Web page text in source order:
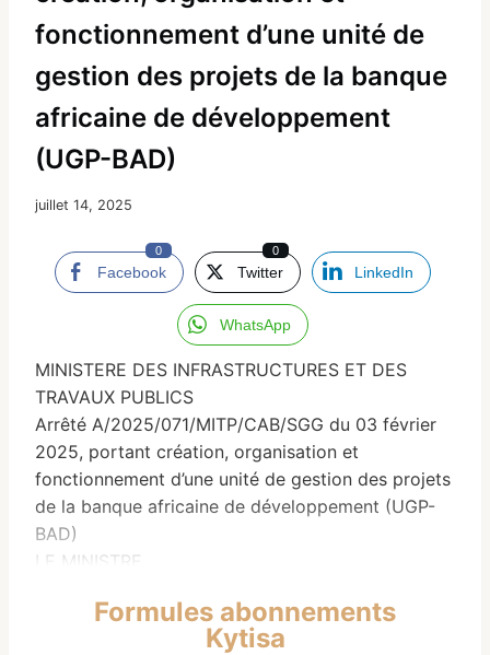
fonctionnement d’une unité de
gestion des projets de la banque
africaine de développement
(UGP-BAD)
juillet 14, 2025
Facebook
0
Twitter
0
LinkedIn
WhatsApp
MINISTERE DES INFRASTRUCTURES ET DES
TRAVAUX PUBLICS
Arrêté A/2025/071/MITP/CAB/SGG du 03 février
2025, portant création, organisation et
fonctionnement d’une unité de gestion des projets
de la banque africaine de développement (UGP-
BAD)
LE MINISTRE,
Vu la Loi L/201 8/025/AN du 03 Juillet 201 8,
portant Organisation Générale de l’Administration
Formules abonnements
Kytisa